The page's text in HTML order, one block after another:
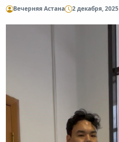
Вечерняя Астана 2 декабря, 2025